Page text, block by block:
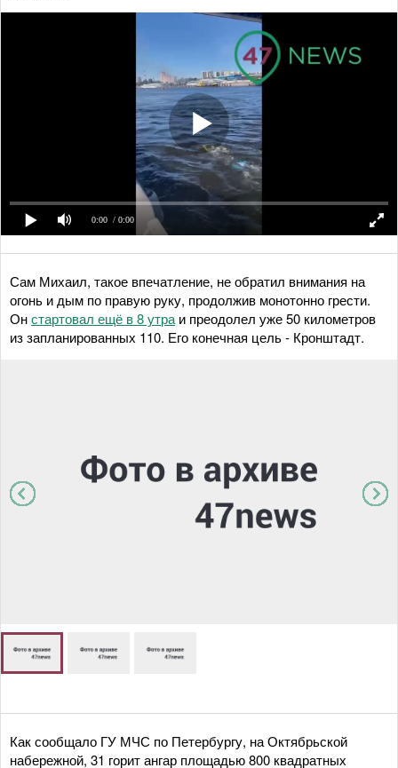
0:00 / 0:00
Сам Михаил, такое впечатление, не обратил внимания на
огонь и дым по правую руку, продолжив монотонно грести.
Онстартовал ещё в 8 утра и преодолел уже 50 километров
из запланированных 110. Его конечная цель - Кронштадт.
Как сообщало ГУ МЧС по Петербургу, на Октябрьской
набережной, 31 горит ангар площадью 800 квадратных